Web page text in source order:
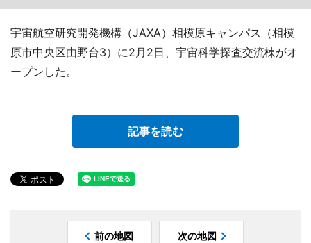
宇宙航空研究開発機構（JAXA）相模原キャンパス（相模
原市中央区由野台3）に2月2日、宇宙科学探査交流棟がオ
ープンした。
記事を読む
前の地図 次の地図